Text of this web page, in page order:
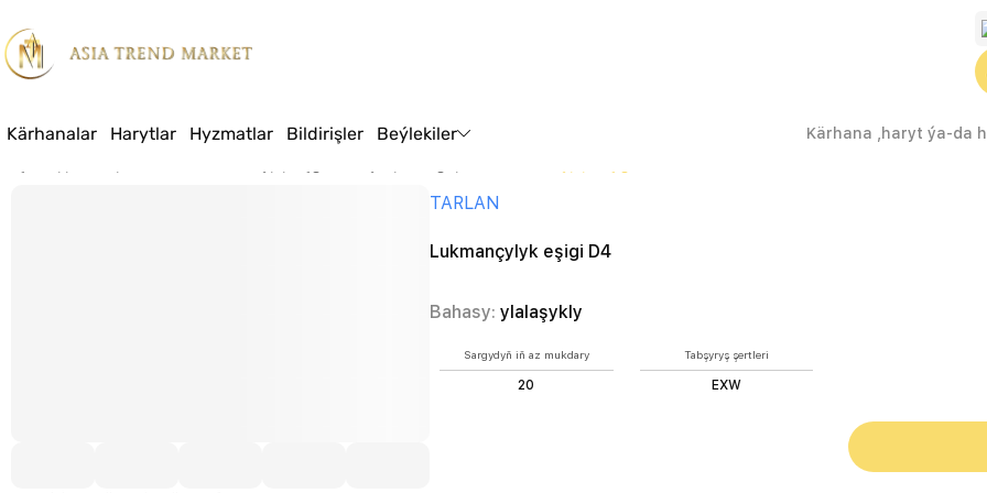
Kärhanalar Harytlar Hyzmatlar Bildirişler Beýlekiler
TARLAN
Lukmançylyk eşigi D4
Bahasy: ylalaşykly
Sargydyň iň az mukdary
20
Tabşyryş şertleri
EXW